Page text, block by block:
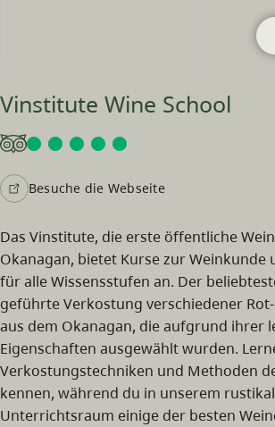
Vinstitute Wine School
Besuche die Webseite
Das Vinstitute, die erste öffentliche
Okanagan, bietet Kurse zur Weinkunde
für alle Wissensstufen an. Der
geführte Verkostung verschiedener
aus dem Okanagan, die aufgrund ihrer
Eigenschaften ausgewählt wurden.
Verkostungstechniken und Methoden
kennen, während du in unserem
Unterrichtsraum einige der besten